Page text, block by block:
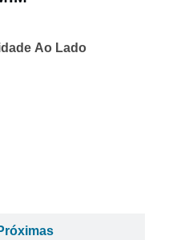
Ao Lado